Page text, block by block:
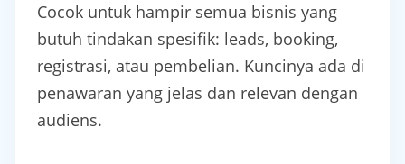
Cocok untuk hampir semua bisnis yang
butuh tindakan spesifik: leads, booking,
registrasi, atau pembelian. Kuncinya ada di
penawaran yang jelas dan relevan dengan
audiens.